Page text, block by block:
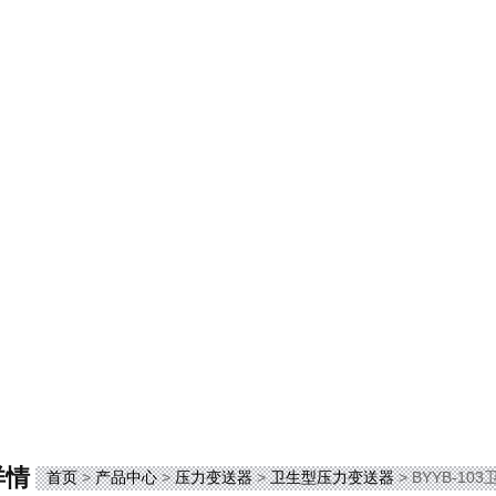
情 首页>产品中心>压力变送器>卫生型压力变送器> BYYB-103